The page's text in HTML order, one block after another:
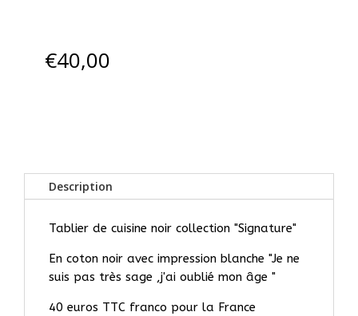
€40,00
Description
Tablier de cuisine noir collection "Signature"
En coton noir avec impression blanche "Je ne
suis pas très sage ,j'ai oublié mon âge "
40 euros TTC franco pour la France